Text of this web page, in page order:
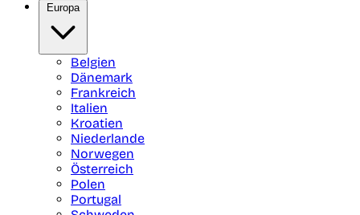
Europa
Belgien
Dänemark
Frankreich
Italien
Kroatien
Niederlande
Norwegen
Österreich
Polen
Portugal